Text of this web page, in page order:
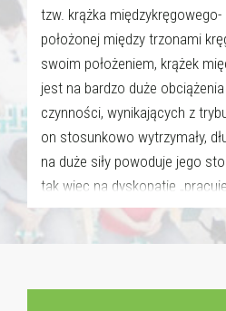
tzw. krążka międzykręgowego-
położonej między trzonami
swoim położeniem, krążek
jest na bardzo duże
czynności, wynikających z
on stosunkowo wytrzymały,
na duże siły powoduje jego
tak więc na dyskopatię